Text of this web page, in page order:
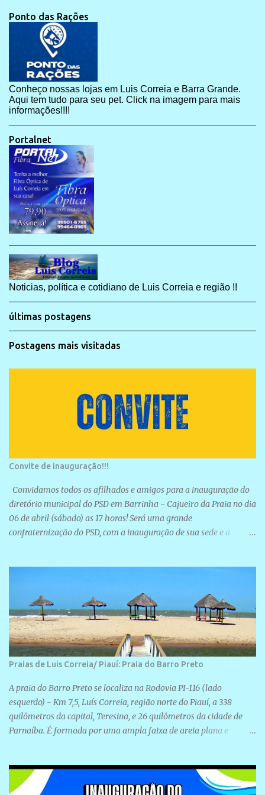
Ponto das Rações
Conheço nossas lojas em Luis Correia e Barra Grande.
Aqui tem tudo para seu pet. Click na imagem para mais
informações!!!!
Portalnet
Noticias, política e cotidiano de Luis Correia e região !!
últimas postagens
Postagens mais visitadas
Convite de inauguração!!!
Convidamos todos os afilhados e amigos para a inauguração do
diretório municipal do PSD em Barrinha - Cajueiro da Praia no dia
06 de abril (sábado) as 17 horas! Será uma grande
confraternização do PSD, com a inauguração de sua sede e a
Praias de Luis Correia/ Piauí: Praia do Barro Preto
A praia do Barro Preto se localiza na Rodovia PI-116 (lado
esquerdo) - Km 7,5, Luís Correia, região norte do Piauí, a 338
quilômetros da capital, Teresina, e 26 quilômetros da cidade de
Parnaíba. É formada por uma ampla faixa de areia plana e
devido ao extensivo molhe de pedras que não chegam a 2 metros
de altura, não apresentando dunas em seu espaço geográfico. Não